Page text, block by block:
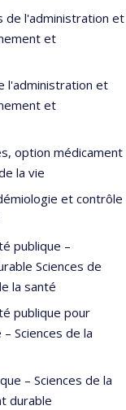
de l'administration et
et
l'administration et
et
option médicament
la vie
et contrôle
publique –
Sciences de
la santé
publique pour
Sciences de la
– Sciences de la
durable